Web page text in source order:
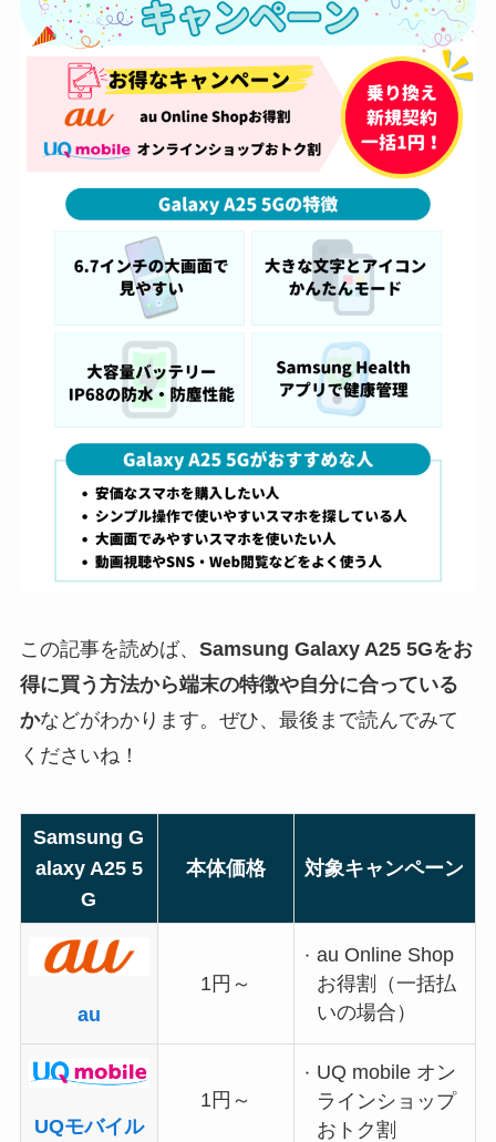
この記事を読めば、 Samsung Galaxy A25 5Gをお
得に買う方法から端末の特徴や自分に合っている
かなどがわかります。ぜひ、最後まで読んでみて
くださいね！
Samsung G
alaxy A25 5
G
本体価格 対象キャンペーン
au
1円～
au Online Shop
お得割（一括払
いの場合）
UQモバイル
1円～
UQ mobile オン
ラインショップ
おトク割